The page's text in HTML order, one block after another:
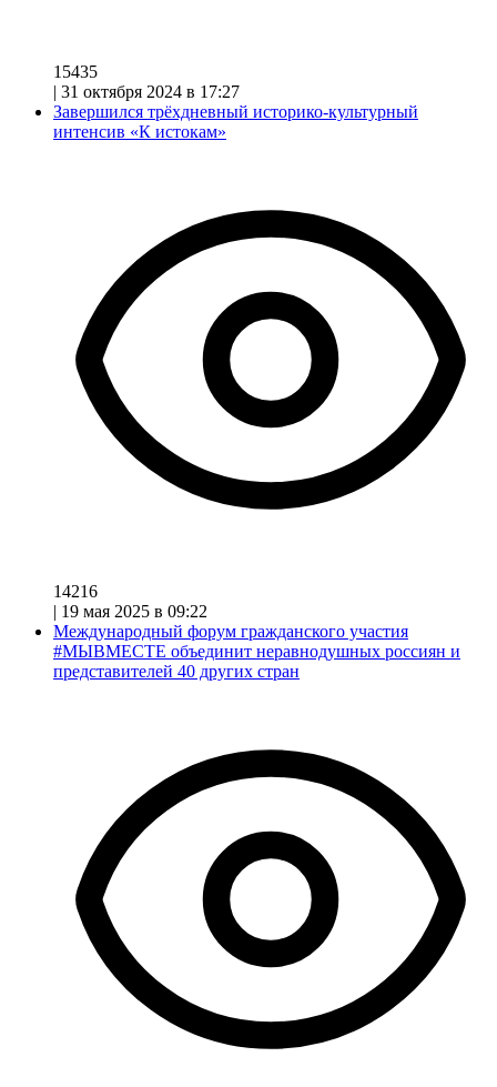
15435
| 31 октября 2024 в 17:27
Завершился трёхдневный историко-культурный
интенсив «К истокам»
14216
| 19 мая 2025 в 09:22
Международный форум гражданского участия
#МЫВМЕСТЕ объединит неравнодушных россиян и
представителей 40 других стран